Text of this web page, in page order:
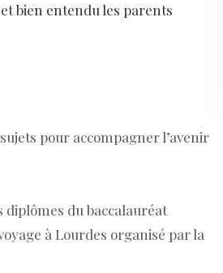
bien entendu les parents
pour accompagner l’avenir
diplômes du baccalauréat
à Lourdes organisé par la